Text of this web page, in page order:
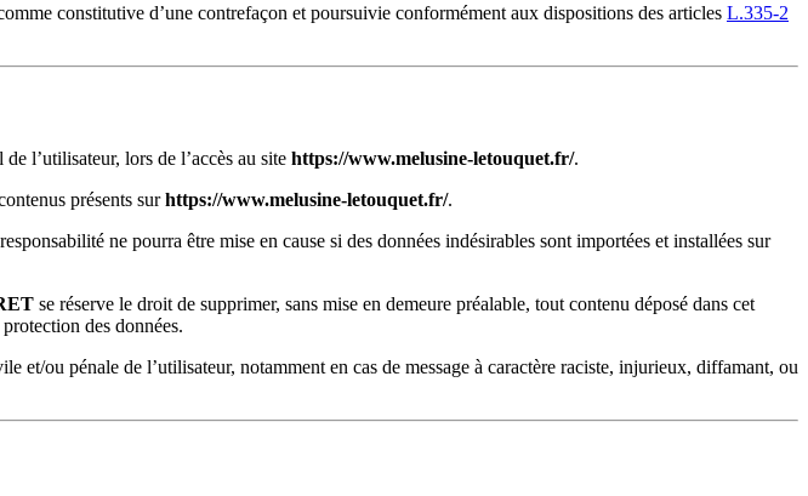
constitutive d’une contrefaçon et poursuivie conformément aux dispositions des articles L.335-2
l’utilisateur, lors de l’accès au site https://www.melusine-letouquet.fr/.
présents sur https://www.melusine-letouquet.fr/.
ne pourra être mise en cause si des données indésirables sont importées et installées sur
se réserve le droit de supprimer, sans mise en demeure préalable, tout contenu déposé dans cet
des données.
et/ou pénale de l’utilisateur, notamment en cas de message à caractère raciste, injurieux, diffamant, ou